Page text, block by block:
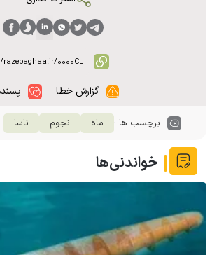
گزارش خطا
برچسب ها : ماه نجوم ناسا
خواندنی‌ها